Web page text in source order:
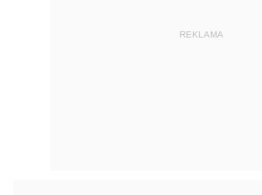
REKLAMA